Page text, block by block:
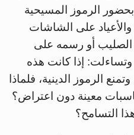
الرموز المسيحية
على الشاشات
الصليب أو رسمه على
وتساءلت: إذا كانت هذه
الرموز الدينية، فلماذا
معينة دون اعتراض؟
التسامح؟